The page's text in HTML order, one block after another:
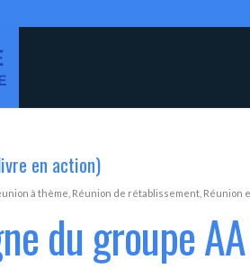
en action)
à thème Réunion de rétablissement Réunion
du groupe